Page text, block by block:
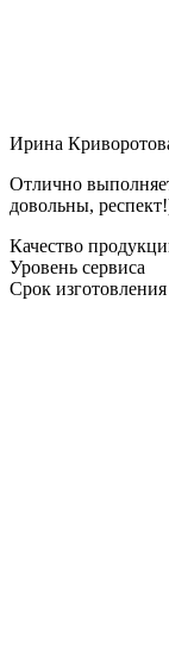
Ирина
Отлично
довольны,
Качество
Уровень сервиса
Срок изготовления